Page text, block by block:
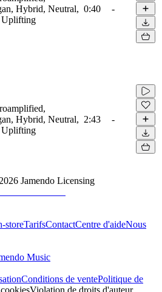
Hybrid, Neutral,
Uplifting
0:40 -
Hybrid, Neutral,
Uplifting
2:43 -
2026 Jamendo Licensing
storeTarifsContactCentre d'aideNous
Music
Conditions de ventePolitique de
Violation de droits d'auteur